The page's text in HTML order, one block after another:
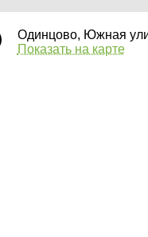
Одинцово, Южная
Показать на карте